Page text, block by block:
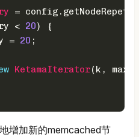
=
< 20) {
=
20 ;
KetamaIterator(k,
增加新的memcached节